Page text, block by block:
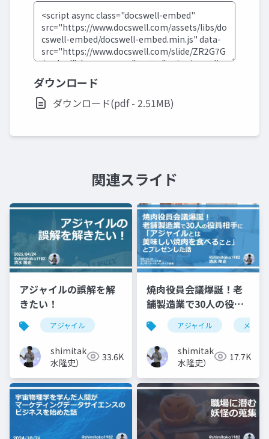
ダウンロード
ダウンロード(pdf - 2.51MB)
関連スライド
アジャイルの誤解を解
きたい！
アジャイル
shimitaka（清
水隆史）
33.6K
焼肉役員会議爆誕！老
舗製造業で30人の役員
相手に「アジャイルと
は美味しい焼肉を食べ
ること」とプレゼンし
た話
アジャイル メタフ
shimitaka（清
水隆史）
17.7K